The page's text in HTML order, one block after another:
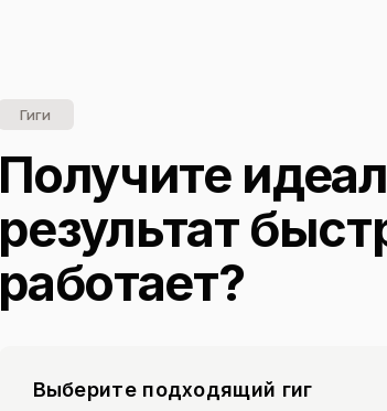
Гиги
Получите
результат
работает?
Выберите подходящий гиг